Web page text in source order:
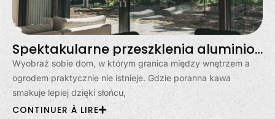
Spektakularne przeszklenia aluminiowe w Gdyni – dom otwarty na świat
Wyobraź sobie dom, w którym granica między wnętrzem a
ogrodem praktycznie nie istnieje. Gdzie poranna kawa
smakuje lepiej dzięki słońcu,
CONTINUER À LIRE